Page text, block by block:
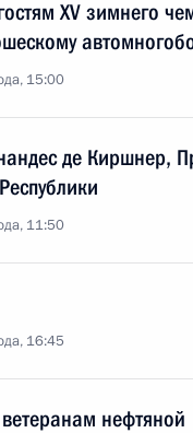
XV зимнего
15:00
де Киршнер,
11:50
16:45
нефтяной